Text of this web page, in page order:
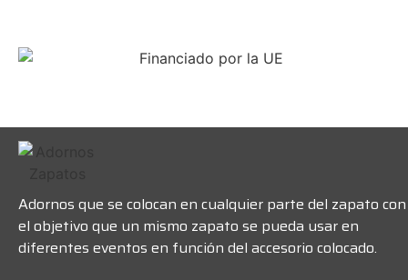
Adornos que se colocan en cualquier parte del zapato con
el objetivo que un mismo zapato se pueda usar en
diferentes eventos en función del accesorio colocado.